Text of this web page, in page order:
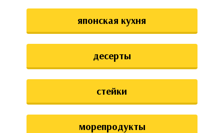
японская кухня
десерты
стейки
морепродукты